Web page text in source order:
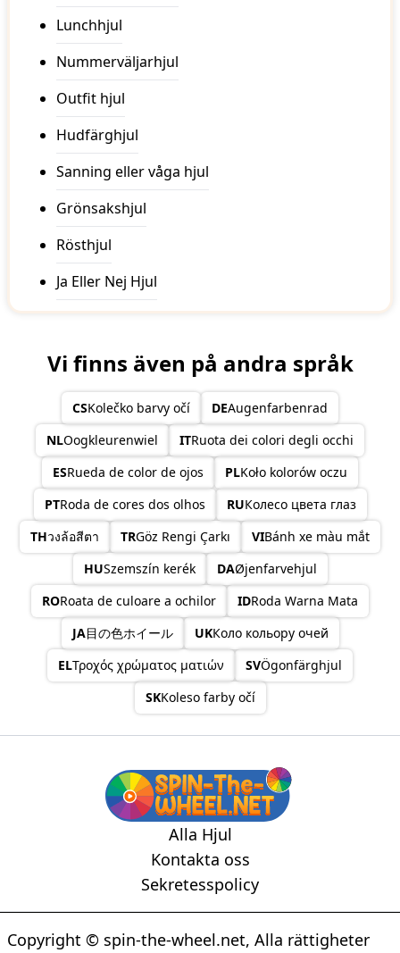
Lunchhjul
Nummerväljarhjul
Outfit hjul
Hudfärghjul
Sanning eller våga hjul
Grönsakshjul
Rösthjul
Ja Eller Nej Hjul
Vi finns även på andra språk
CSKolečko barvy očí DEAugenfarbenrad
NLOogkleurenwiel ITRuota dei colori degli occhi
ESRueda de color de ojos PLKoło kolorów oczu
PTRoda de cores dos olhos RUКолесо цвета глаз
THวงล้อสีตา TRGöz Rengi Çarkı VIBánh xe màu mắt
HUSzemszín kerék DAØjenfarvehjul
RORoata de culoare a ochilor IDRoda Warna Mata
JA目の色ホイール UKКоло кольору очей
ELΤροχός χρώματος ματιών SVÖgonfärghjul
SKKoleso farby očí
Alla Hjul
Kontakta oss
Sekretesspolicy
Copyright © spin-the-wheel.net, Alla rättigheter